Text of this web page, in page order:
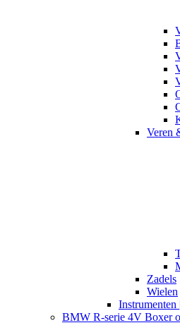
Veren
Zadels
Wielen
Instrumenten
BMW R-serie 4V Boxer